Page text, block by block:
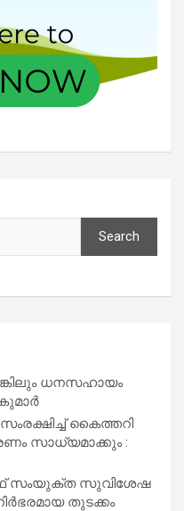
Search
ധനസഹായം
കൈത്തറി
സാധ്യമാക്കും :
സംയുക്ത സുവിശേഷ
തുടക്കം